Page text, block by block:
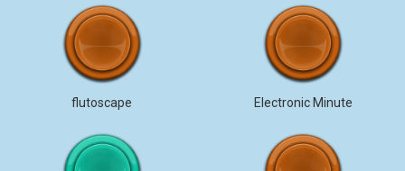
flutoscape Electronic Minute